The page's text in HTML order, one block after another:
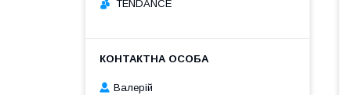
TENDANCE
Валерій